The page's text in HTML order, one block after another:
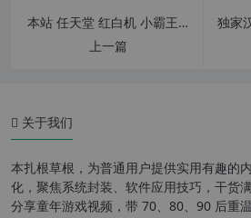
本站 任天堂 红白机 小霸王 FC/SFC 童年游戏 视频合集发布了
上一篇
关于我们
本扎根草根，为普通用户提供实用有趣的
化，聚焦系统封装、软件应用技巧，干货
分享童年游戏视频，带 70、80、90 后重